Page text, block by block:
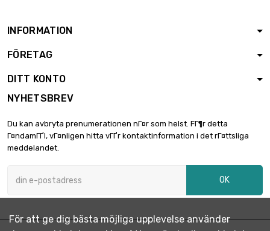
4.04mm
bredd : 150mm
4.75mm
bredd : 100mm
Tjocklek / styrka :
7.92mm
2 118,30 €
Tjocklek / styrka :
bredd : 100mm
längd : 100mm
INFORMATION
FÖRETAG
DITT KONTO
NYHETSBREV
Du kan avbryta prenumerationen nГ¤r som helst. FГ¶r detta
Г¤ndamГҐl, vГ¤nligen hitta vГҐr kontaktinformation i det rГ¤ttsliga
meddelandet.
OK
För att ge dig bästa möjliga upplevelse använder